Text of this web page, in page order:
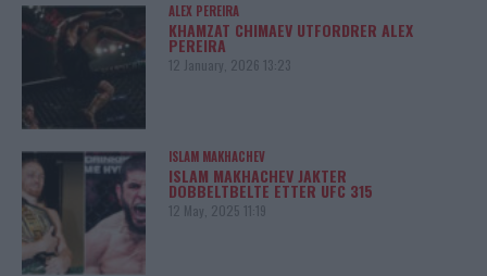
ALEX PEREIRA
KHAMZAT CHIMAEV UTFORDRER ALEX
PEREIRA
12 January, 2026 13:23
ISLAM MAKHACHEV
ISLAM MAKHACHEV JAKTER
DOBBELTBELTE ETTER UFC 315
12 May, 2025 11:19